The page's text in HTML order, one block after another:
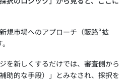
規市場へのアプローチ（販路“拡
を新しくするだけでは、審査側から
助的な手段）」とみなされ、採択を